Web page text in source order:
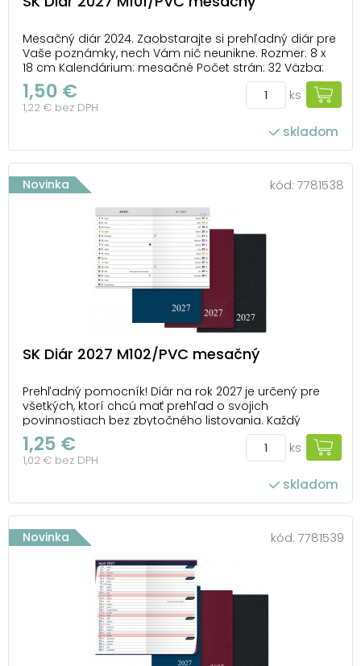
Mesačný diár 2024. Zaobstarajte si prehľadný diár pre
Vaše poznámky, nech Vám nič neunikne. Rozmer: 8 x
18 cm Kalendárium: mesačné Počet strán: 32 Väzba:
zošitová V1 V diári nájdete: - plánovací kalendár -
abecedný zoznam mien - strana pre poznámky -
mapa SR - menné kalendárium - č...
1,50 €
1,22 € bez DPH
ks
skladom
Novinka kód: 7781538
SK Diár 2027 M102/PVC mesačný
Prehľadný pomocník! Diár na rok 2027 je určený pre
všetkých, ktorí chcú mať prehľad o svojich
povinnostiach bez zbytočného listovania. Každý
mesiac je prehľadne rozvrhnutý na dvojstrane
vrátane menín, sviatkov a dôležitých dní. Všetko
podstatné máte na očiach. Kompaktné rozmery a
1,25 €
1,02 € bez DPH
ks
skladom
Novinka kód: 7781539